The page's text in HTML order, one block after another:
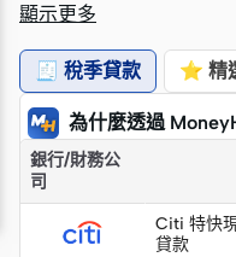
顯示更多
🧾 稅季貸款 ⭐ 精
為什麼透過
「快速摘要」
銀行/財務公
司
Citi 特快
貸款